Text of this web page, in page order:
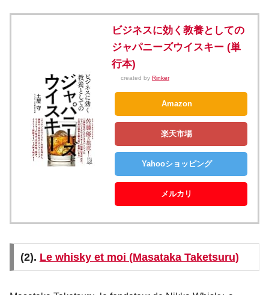
ビジネスに効く教養としての
ジャパニーズウイスキー (単
行本)
created by Rinker
Amazon
楽天市場
Yahooショッピング
メルカリ
(2). Le whisky et moi (Masataka Taketsuru)